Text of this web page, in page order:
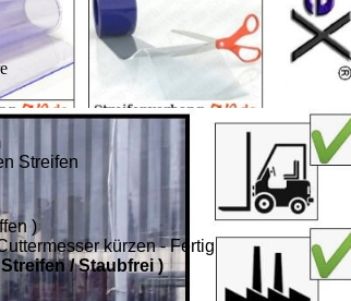
Streifen
)
kürzen - Fertig
/ Staubfrei )